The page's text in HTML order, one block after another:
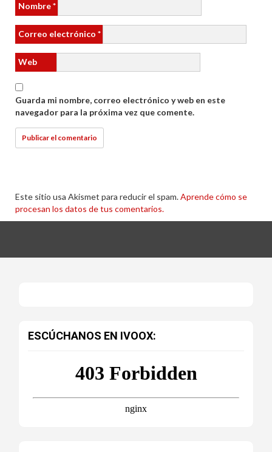
Nombre*
Correo electrónico *
Web
Guarda mi nombre, correo electrónico y web en este
navegador para la próxima vez que comente.
Este sitio usa Akismet para reducir el spam.Aprende cómo se
procesan los datos de tus comentarios.
ESCÚCHANOS EN IVOOX: